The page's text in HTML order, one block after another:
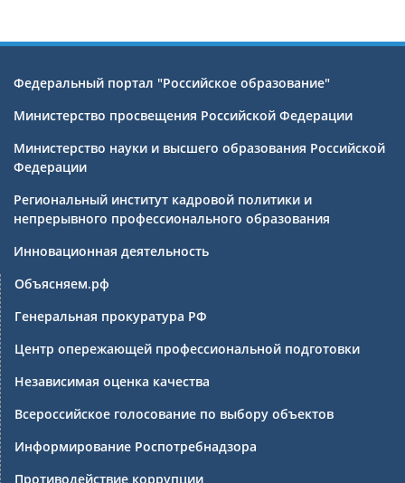
Федеральный портал "Российское образование"
Министерство просвещения Российской Федерации
Министерство науки и высшего образования Российской
Федерации
Региональный институт кадровой политики и
непрерывного профессионального образования
Инновационная деятельность
Объясняем.рф
Генеральная прокуратура РФ
Центр опережающей профессиональной подготовки
Независимая оценка качества
Всероссийское голосование по выбору объектов
Информирование Роспотребнадзора
Противодействие коррупции